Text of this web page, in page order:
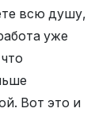
всю душу,
уже
Вот это и